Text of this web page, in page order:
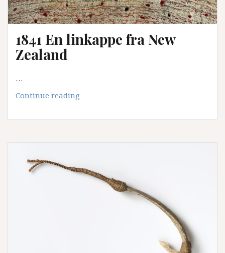
1841 En linkappe fra New
Zealand
…
Continue reading
linkappe